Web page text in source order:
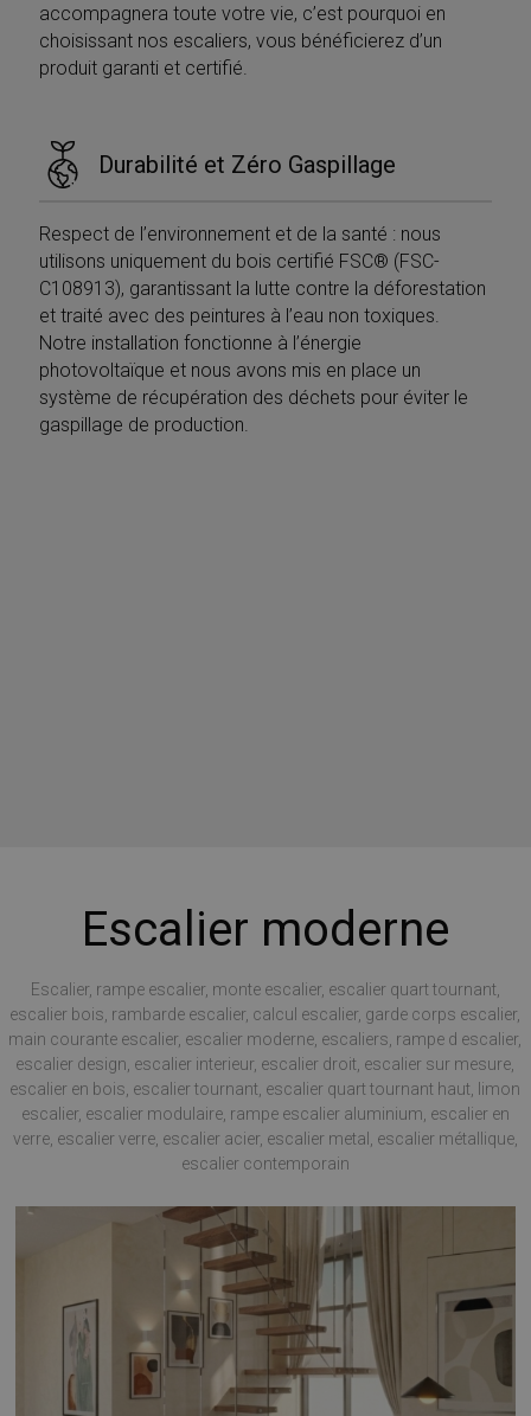
accompagnera toute votre vie, c’est pourquoi en
choisissant nos escaliers, vous bénéficierez d’un
produit garanti et certifié.
Durabilité et Zéro Gaspillage
Respect de l’environnement et de la santé : nous
utilisons uniquement du bois certifié FSC® (FSC-
C108913), garantissant la lutte contre la déforestation
et traité avec des peintures à l’eau non toxiques.
Notre installation fonctionne à l’énergie
photovoltaïque et nous avons mis en place un
système de récupération des déchets pour éviter le
gaspillage de production.
Escalier moderne
Escalier, rampe escalier, monte escalier, escalier quart tournant,
escalier bois, rambarde escalier, calcul escalier, garde corps escalier,
main courante escalier, escalier moderne, escaliers, rampe d escalier,
escalier design, escalier interieur, escalier droit, escalier sur mesure,
escalier en bois, escalier tournant, escalier quart tournant haut, limon
escalier, escalier modulaire, rampe escalier aluminium, escalier en
verre, escalier verre, escalier acier, escalier metal, escalier métallique,
escalier contemporain